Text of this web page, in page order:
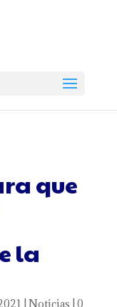
que
la
Noticias 0